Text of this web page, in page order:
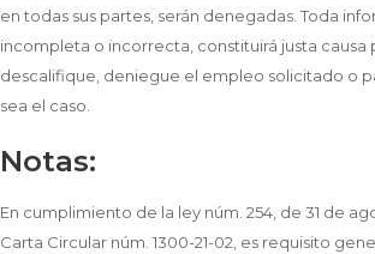
en todas sus partes, serán denegadas. Toda
incompleta o incorrecta, constituirá justa causa
descalifique, deniegue el empleo solicitado o
sea el caso.
Notas:
En cumplimiento de la ley núm. 254, de 31 de
Carta Circular núm. 1300-21-02, es requisito